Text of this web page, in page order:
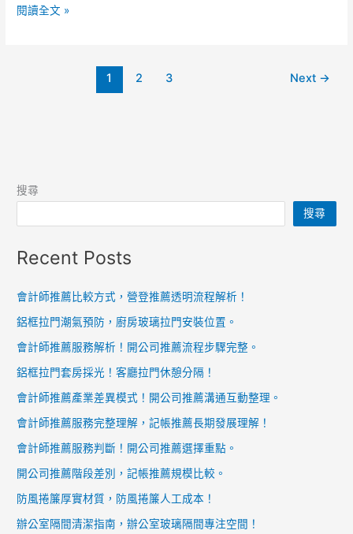
否
錄！
進
表，
北
通
暢
通
關
快。
閱讀全文 »
1 2 3 Next →
搜尋
搜尋
Recent Posts
會計師推薦比較方式，營登推薦透明流程解析！
鋁框拉門潮氣預防，廚房玻璃拉門安裝位置。
會計師推薦服務解析！開公司推薦流程步驟完整。
鋁框拉門套房採光！客廳拉門休憩分隔！
會計師推薦產業差異模式！開公司推薦溝通互動整理。
會計師推薦服務完整理解，記帳推薦長期發展理解！
會計師推薦服務判斷！開公司推薦選擇重點。
開公司推薦階段差別，記帳推薦規模比較。
防風捲簾厚實材質，防風捲簾人工成本！
辦公室隔間清潔指南，辦公室玻璃隔間專注空間！